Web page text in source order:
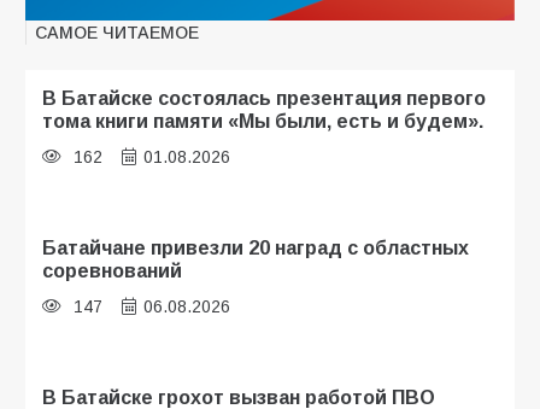
САМОЕ ЧИТАЕМОЕ
В Батайске состоялась презентация первого
тома книги памяти «Мы были, есть и будем».
162 01.08.2026
Батайчане привезли 20 наград с областных
соревнований
147 06.08.2026
В Батайске грохот вызван работой ПВО